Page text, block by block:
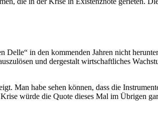
in den kommenden Jahren nicht
und dergestalt wirtschaftliches
Man habe sehen können, dass die
würde die Quote dieses Mal im Übrigen